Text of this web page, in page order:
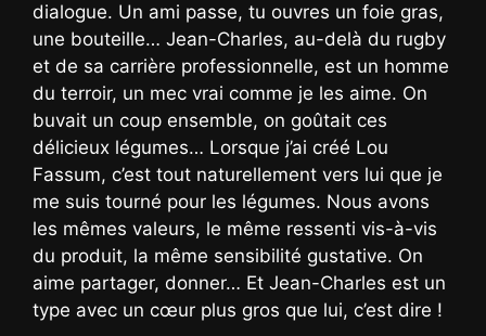
dialogue. Un ami passe, tu ouvres un foie gras,
une bouteille… Jean-Charles, au-delà du rugby
et de sa carrière professionnelle, est un homme
du terroir, un mec vrai comme je les aime. On
buvait un coup ensemble, on goûtait ces
délicieux légumes… Lorsque j’ai créé Lou
Fassum, c’est tout naturellement vers lui que je
me suis tourné pour les légumes. Nous avons
les mêmes valeurs, le même ressenti vis-à-vis
du produit, la même sensibilité gustative. On
aime partager, donner… Et Jean-Charles est un
type avec un cœur plus gros que lui, c’est dire !